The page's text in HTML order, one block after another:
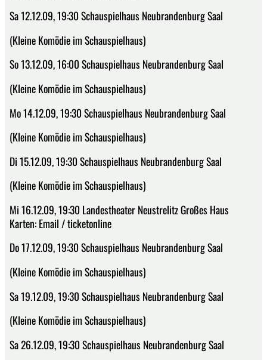
Sa 12.12.09, 19:30 Schauspielhaus Neubrandenburg Saal
(Kleine Komödie im Schauspielhaus)
So 13.12.09, 16:00 Schauspielhaus Neubrandenburg Saal
(Kleine Komödie im Schauspielhaus)
Mo 14.12.09, 19:30 Schauspielhaus Neubrandenburg Saal
(Kleine Komödie im Schauspielhaus)
Di 15.12.09, 19:30 Schauspielhaus Neubrandenburg Saal
(Kleine Komödie im Schauspielhaus)
Mi 16.12.09, 19:30 Landestheater Neustrelitz Großes Haus
Karten: Email / ticketonline
Do 17.12.09, 19:30 Schauspielhaus Neubrandenburg Saal
(Kleine Komödie im Schauspielhaus)
Sa 19.12.09, 19:30 Schauspielhaus Neubrandenburg Saal
(Kleine Komödie im Schauspielhaus)
Sa 26.12.09, 19:30 Schauspielhaus Neubrandenburg Saal